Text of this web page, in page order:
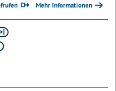
Mehr Informationen